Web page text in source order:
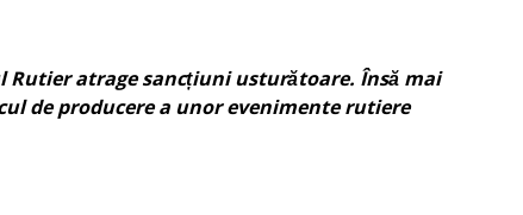
Rutier atrage sancțiuni usturătoare. Însă mai
de producere a unor evenimente rutiere